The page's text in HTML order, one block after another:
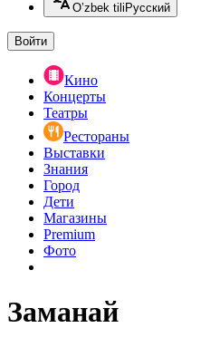
O’zbek tili Русский
Войти
Кино
Концерты
Театры
Рестораны
Выставки
Знания
Город
Дети
Магазины
Premium
Фото
Заманай